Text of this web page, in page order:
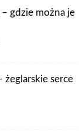
gdzie można je
żeglarskie serce